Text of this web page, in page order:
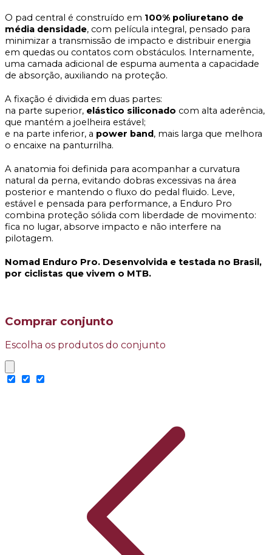
O pad central é construído em 100% poliuretano de
média densidade, com película integral, pensado para
minimizar a transmissão de impacto e distribuir energia
em quedas ou contatos com obstáculos. Internamente,
uma camada adicional de espuma aumenta a capacidade
de absorção, auxiliando na proteção.
A fixação é dividida em duas partes:
na parte superior, elástico siliconado com alta aderência,
que mantém a joelheira estável;
e na parte inferior, a power band, mais larga que melhora
o encaixe na panturrilha.
A anatomia foi definida para acompanhar a curvatura
natural da perna, evitando dobras excessivas na área
posterior e mantendo o fluxo do pedal fluido. Leve,
estável e pensada para performance, a Enduro Pro
combina proteção sólida com liberdade de movimento:
fica no lugar, absorve impacto e não interfere na
pilotagem.
Nomad Enduro Pro. Desenvolvida e testada no Brasil,
por ciclistas que vivem o MTB.
Comprar conjunto
Escolha os produtos do conjunto